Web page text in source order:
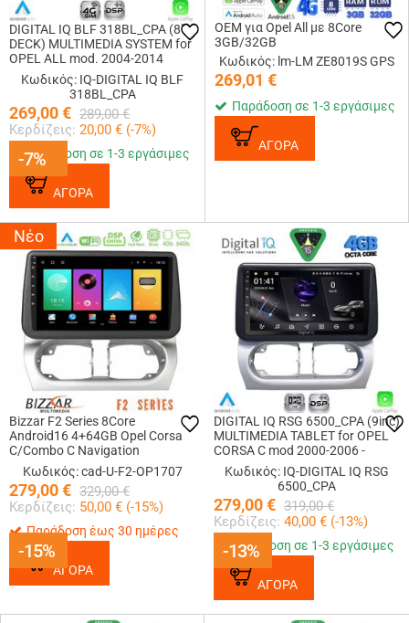
-7%
DIGITAL IQ BLF 318BL_CPA (8"
DECK) MULTIMEDIA SYSTEM for
OPEL ALL mod. 2004-2014
(BLACK)
Κωδικός: IQ-DIGITAL IQ BLF
318BL_CPA
269,00€ 289,00 €
Κερδίζεις: 20,00 € (-7%)
-7%
Παράδοση σε 1-3 εργάσιμες
ΑΓΟΡΑ
OEM για Opel All με 8Core
3GB/32GB
Κωδικός: lm-LM ZE8019S GPS
269,01 €
Παράδοση σε 1-3 εργάσιμες
ΑΓΟΡΑ
Νέο
-15%
Bizzar F2 Series 8Core
Android16 4+64GB Opel Corsa
C/Combo C Navigation
Multimedia Tablet 9
Κωδικός: cad-U-F2-OP1707
279,00€ 329,00 €
Κερδίζεις: 50,00 € (-15%)
-15%
Παράδοση έως 30 ημέρες
ΑΓΟΡΑ
-13%
DIGITAL IQ RSG 6500_CPA (9inc)
MULTIMEDIA TABLET for OPEL
CORSA C mod 2000-2006 -
TIGRA mod. 2004-2009
Κωδικός: IQ-DIGITAL IQ RSG
6500_CPA
279,00€ 319,00 €
Κερδίζεις: 40,00 € (-13%)
-13%
Παράδοση σε 1-3 εργάσιμες
ΑΓΟΡΑ